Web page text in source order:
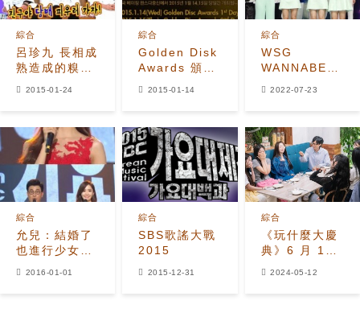
呂珍九 長相成
熟造成的糗
笑
綜合
2015-01-24
Golden Disk
Awards 頒獎
綜合
2015-01-14
WSG
WANNABE的
在錫驚喜登場
綜合
2022-07-23
允兒：結婚了
也進行少女時
綜合
2016-01-01
SBS歌謠大戰
2015
綜合
2015-12-31
《玩什麼大慶
典》6 月 13
綜合
2024-05-12